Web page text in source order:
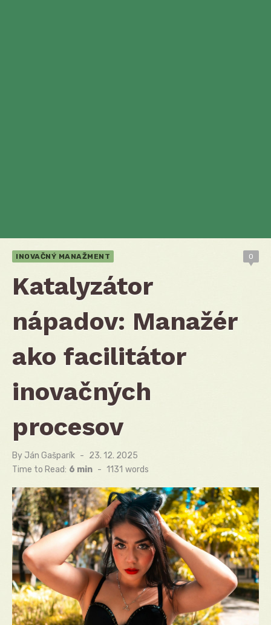
INOVAČNÝ MANAŽMENT 0
Katalyzátor
nápadov: Manažér
ako facilitátor
inovačných
procesov
By Ján Gašparík
Posted
on
23. 12. 2025
Time to Read: 6 min - 1131 words